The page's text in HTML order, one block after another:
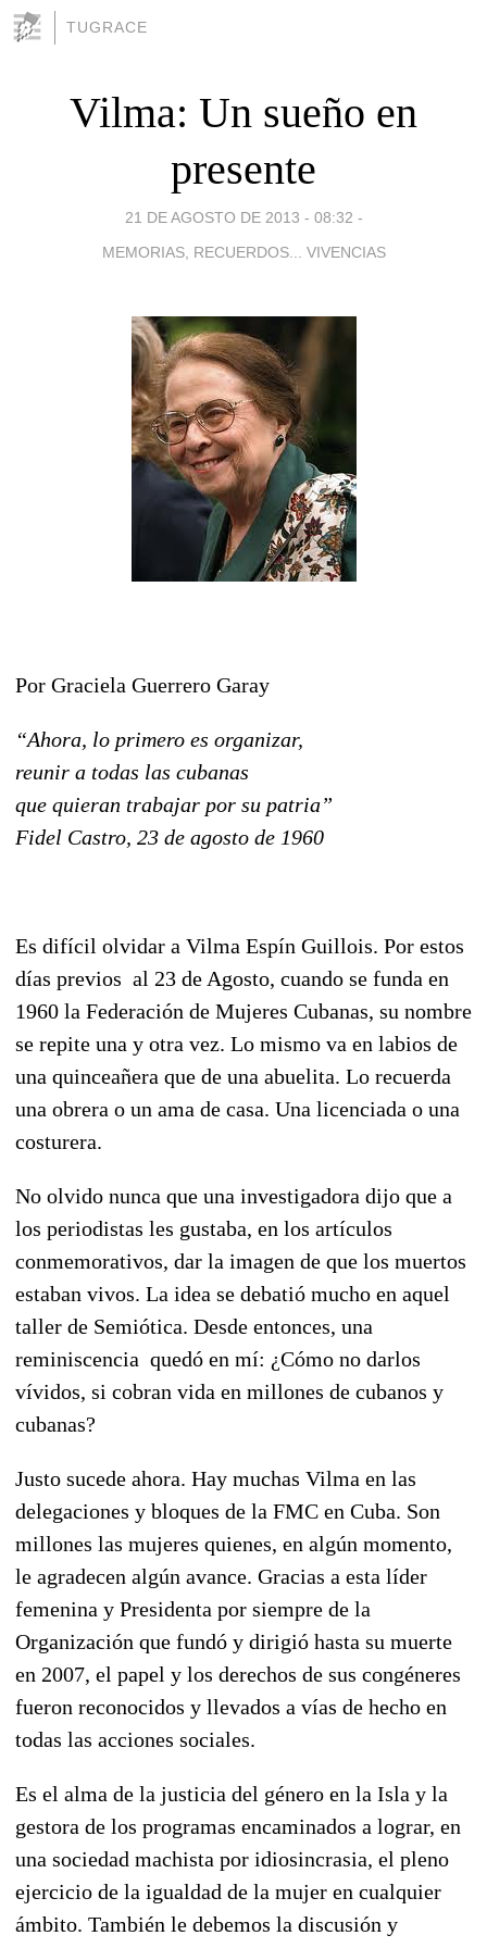
TUGRACE
Vilma: Un sueño en
presente
21 DE AGOSTO DE 2013 - 08:32 -
MEMORIAS, RECUERDOS... VIVENCIAS
Por Graciela Guerrero Garay
“Ahora, lo primero es organizar,
reunir a todas las cubanas
que quieran trabajar por su patria”
Fidel Castro, 23 de agosto de 1960
Es difícil olvidar a Vilma Espín Guillois. Por estos
días previos al 23 de Agosto, cuando se funda en
1960 la Federación de Mujeres Cubanas, su nombre
se repite una y otra vez. Lo mismo va en labios de
una quinceañera que de una abuelita. Lo recuerda
una obrera o un ama de casa. Una licenciada o una
costurera.
No olvido nunca que una investigadora dijo que a
los periodistas les gustaba, en los artículos
conmemorativos, dar la imagen de que los muertos
estaban vivos. La idea se debatió mucho en aquel
taller de Semiótica. Desde entonces, una
reminiscencia quedó en mí: ¿Cómo no darlos
vívidos, si cobran vida en millones de cubanos y
cubanas?
Justo sucede ahora. Hay muchas Vilma en las
delegaciones y bloques de la FMC en Cuba. Son
millones las mujeres quienes, en algún momento,
le agradecen algún avance. Gracias a esta líder
femenina y Presidenta por siempre de la
Organización que fundó y dirigió hasta su muerte
en 2007, el papel y los derechos de sus congéneres
fueron reconocidos y llevados a vías de hecho en
todas las acciones sociales.
Es el alma de la justicia del género en la Isla y la
gestora de los programas encaminados a lograr, en
una sociedad machista por idiosincrasia, el pleno
ejercicio de la igualdad de la mujer en cualquier
ámbito. También le debemos la discusión y